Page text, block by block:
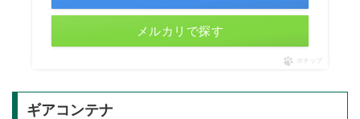
メルカリで探す
ポチップ
ギアコンテナ